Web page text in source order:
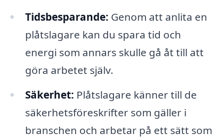
Tidsbesparande: Genom att anlita en
plåtslagare kan du spara tid och
energi som annars skulle gå åt till att
göra arbetet själv.
Säkerhet: Plåtslagare känner till de
säkerhetsföreskrifter som gäller i
branschen och arbetar på ett sätt som